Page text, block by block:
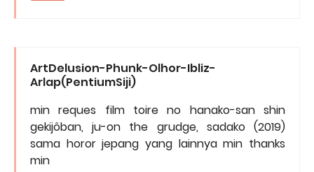
ArtDelusion-Phunk-Olhor-Ibliz-
Arlap(PentiumSiji)
min reques film toire no hanako-san shin
gekijôban, ju-on the grudge, sadako (2019)
sama horor jepang yang lainnya min thanks
min